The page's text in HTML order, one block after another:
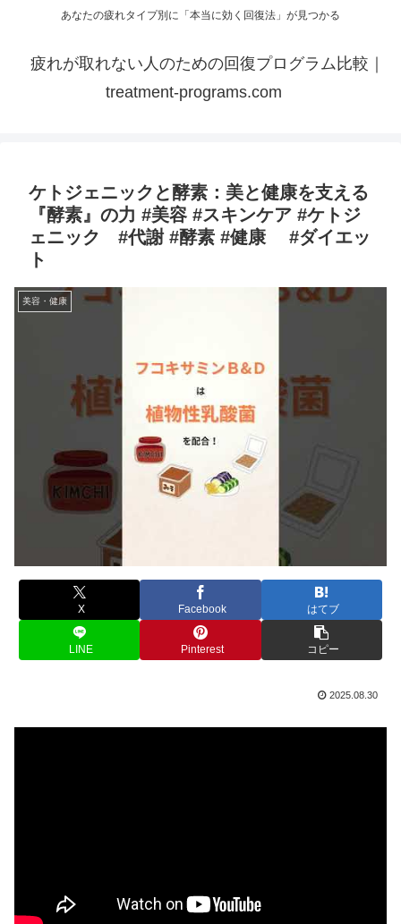
あなたの疲れタイプ別に「本当に効く回復法」が見つかる
疲れが取れない人のための回復プログラム比較｜
treatment-programs.com
ケトジェニックと酵素：美と健康を支える
『酵素』の力 #美容 #スキンケア #ケトジ
ェニック #代謝 #酵素 #健康 #ダイエッ
ト
美容・健康
X Facebook はてブ
LINE Pinterest コピー
2025.08.30